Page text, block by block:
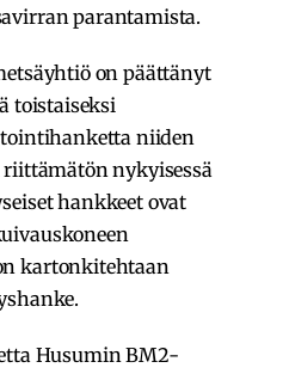
parantamista.
on päättänyt
toistaiseksi
niiden
nykyisessä
hankkeet ovat
kartonkitehtaan
Husumin BM2-